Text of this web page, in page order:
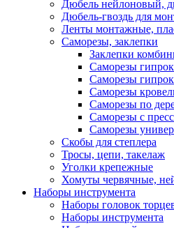
Дюбель нейлоновый,
Дюбель-гвоздь для
Ленты монтажные,
Саморезы, заклепки
Заклепки
Саморезы
Саморезы
Саморезы
Саморезы по
Саморезы с
Саморезы
Скобы для степлера
Тросы, цепи, такелаж
Уголки крепежные
Хомуты червячные,
Наборы инструмента
Наборы головок
Наборы инструмента